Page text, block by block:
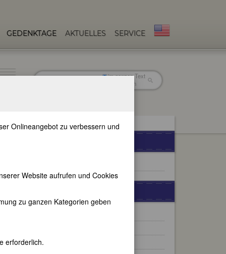
GEDENKTAGE AKTUELLES SERVICE
im ganzen Text
nur in Titeln
Onlineangebot zu verbessern und
Website aufrufen und Cookies
zu ganzen Kategorien geben
erforderlich.